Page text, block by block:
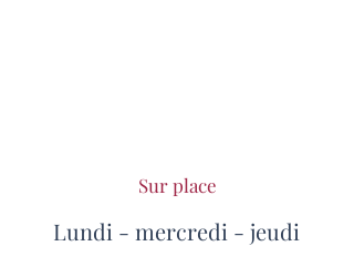
Sur place
Lundi - mercredi - jeudi